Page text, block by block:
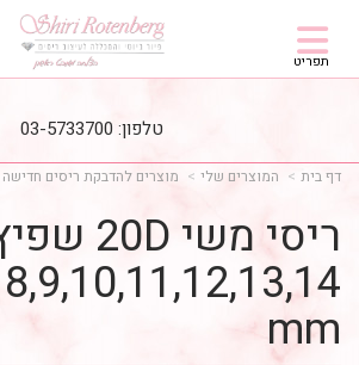
טלפון: 03-5733700
תפריט
דף בית המוצרים שלי מוצרים להדבקת ריסים חדישה
mm